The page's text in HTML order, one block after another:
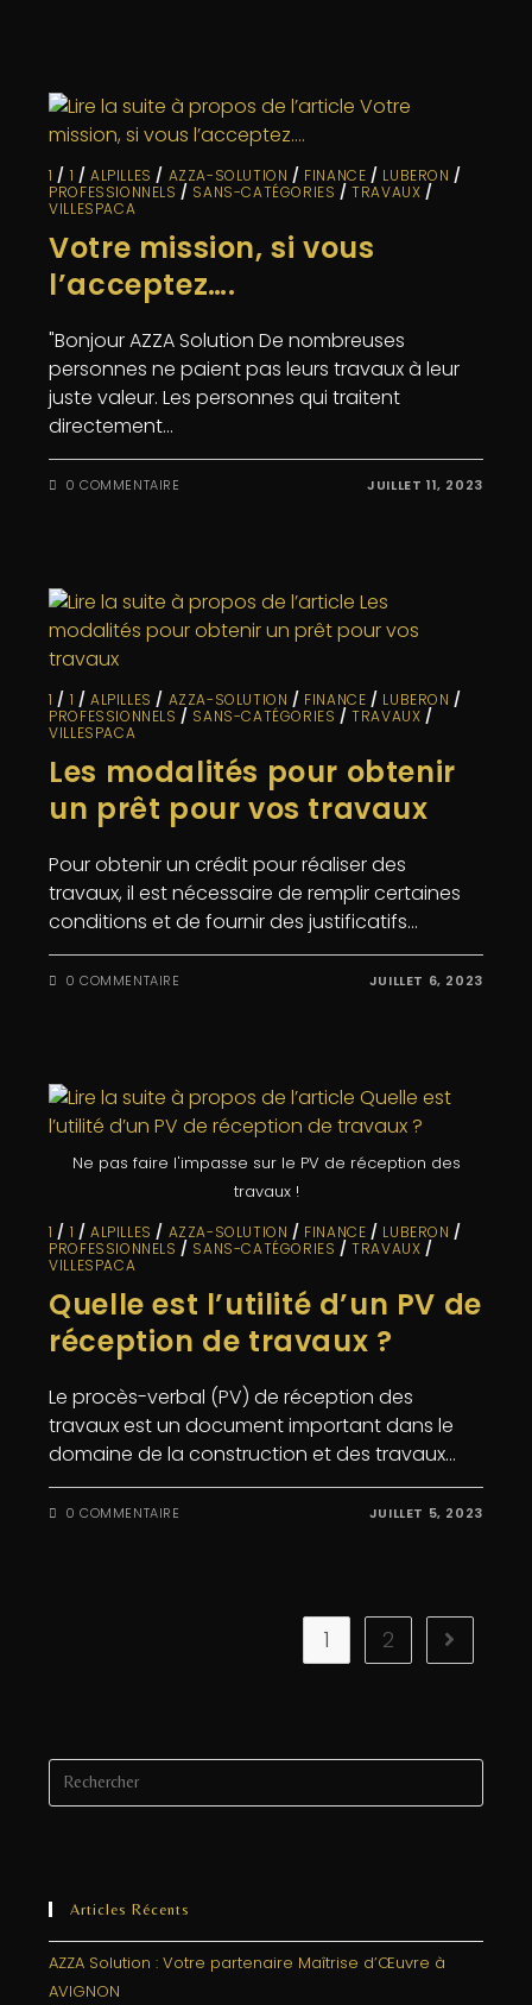
1 / 1 /ALPILLES / AZZA-SOLUTION / FINANCE / LUBERON /
PROFESSIONNELS / SANS-CATÉGORIES /TRAVAUX /
VILLESPACA
Votre mission, si vous
l’acceptez….
"Bonjour AZZA Solution De nombreuses
personnes ne paient pas leurs travaux à leur
juste valeur. Les personnes qui traitent
directement…
0 COMMENTAIRE JUILLET 11, 2023
1 / 1 /ALPILLES / AZZA-SOLUTION / FINANCE / LUBERON /
PROFESSIONNELS / SANS-CATÉGORIES /TRAVAUX /
VILLESPACA
Les modalités pour obtenir
un prêt pour vos travaux
Pour obtenir un crédit pour réaliser des
travaux, il est nécessaire de remplir certaines
conditions et de fournir des justificatifs…
0 COMMENTAIRE JUILLET 6, 2023
Ne pas faire l'impasse sur le PV de réception des
travaux !
1 / 1 /ALPILLES / AZZA-SOLUTION / FINANCE / LUBERON /
PROFESSIONNELS / SANS-CATÉGORIES /TRAVAUX /
VILLESPACA
Quelle est l’utilité d’un PV de
réception de travaux ?
Le procès-verbal (PV) de réception des
travaux est un document important dans le
domaine de la construction et des travaux…
0 COMMENTAIRE JUILLET 5, 2023
1 2
Articles Récents
AZZA Solution : Votre partenaire Maîtrise d’Œuvre à
AVIGNON